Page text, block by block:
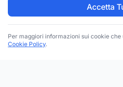
Accetta
Per maggiori informazioni sui cookie
Cookie Policy.